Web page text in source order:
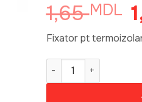
1,65MDL
a
Fixator pt
Cantitate Fixator